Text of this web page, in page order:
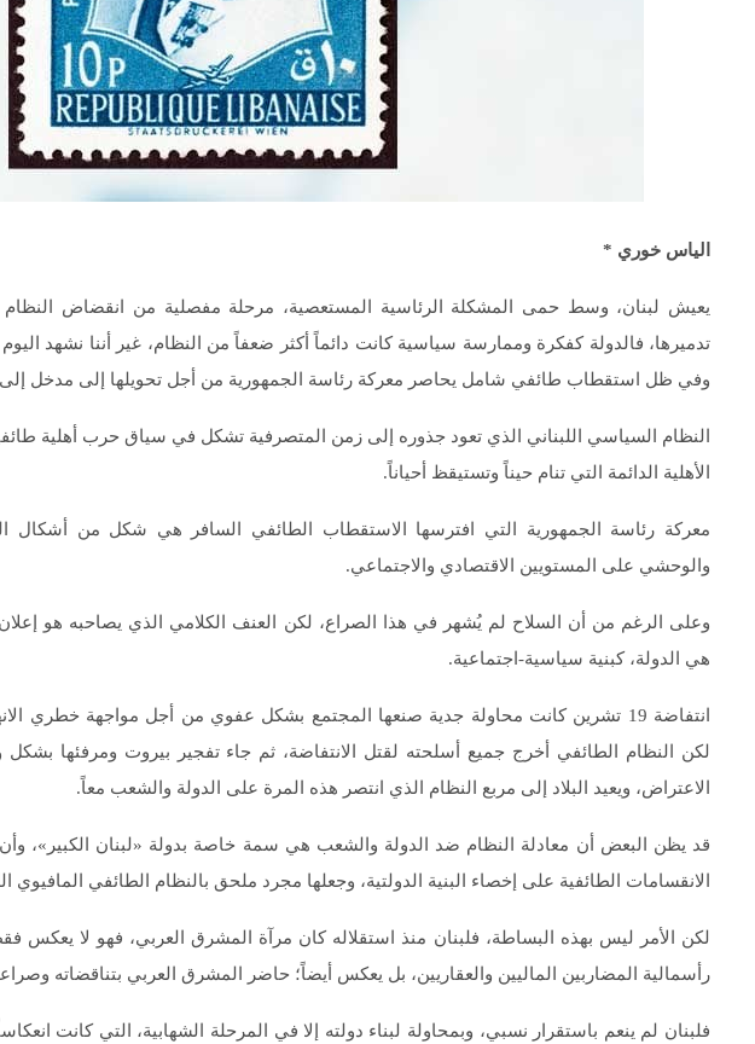
الياس خوري *
يعيش لبنان، وسط حمى المشكلة الرئاسية المستعصية، مرحلة مفصلية من انقضاض
تدميرها، فالدولة كفكرة وممارسة سياسية كانت دائماً أكثر ضعفاً من النظام، غير أننا نشهد اليوم
وفي ظل استقطاب طائفي شامل يحاصر معركة رئاسة الجمهورية من أجل تحويلها إلى مدخل إلى
النظام السياسي اللبناني الذي تعود جذوره إلى زمن المتصرفية تشكل في سياق حرب أهلية
الأهلية الدائمة التي تنام حيناً وتستيقظ أحياناً.
معركة رئاسة الجمهورية التي افترسها الاستقطاب الطائفي السافر هي شكل من أشكال
والوحشي على المستويين الاقتصادي والاجتماعي.
وعلى الرغم من أن السلاح لم يُشهر في هذا الصراع، لكن العنف الكلامي الذي يصاحبه هو
هي الدولة، كبنية سياسية-اجتماعية.
انتفاضة 19 تشرين كانت محاولة جدية صنعها المجتمع بشكل عفوي من أجل مواجهة خطري
لكن النظام الطائفي أخرج جميع أسلحته لقتل الانتفاضة، ثم جاء تفجير بيروت ومرفئها
الاعتراض، ويعيد البلاد إلى مربع النظام الذي انتصر هذه المرة على الدولة والشعب معاً.
قد يظن البعض أن معادلة النظام ضد الدولة والشعب هي سمة خاصة بدولة «لبنان الكبير»، وأن
الانقسامات الطائفية على إخصاء البنية الدولتية، وجعلها مجرد ملحق بالنظام الطائفي المافيوي
لكن الأمر ليس بهذه البساطة، فلبنان منذ استقلاله كان مرآة المشرق العربي، فهو لا يعكس
رأسمالية المضاربين الماليين والعقاريين، بل يعكس أيضاً؛ حاضر المشرق العربي بتناقضاته
فلبنان لم ينعم باستقرار نسبي، وبمحاولة لبناء دولته إلا في المرحلة الشهابية، التي كانت
تعيينات ترامب: أنت
نوفمبر 27, 2024
ابن بطوطة عند تخوم
نوفمبر 27, 2024
انجازات نتنياهو !